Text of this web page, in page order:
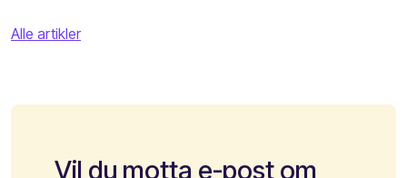
Alle artikler
Vil du motta e-post om